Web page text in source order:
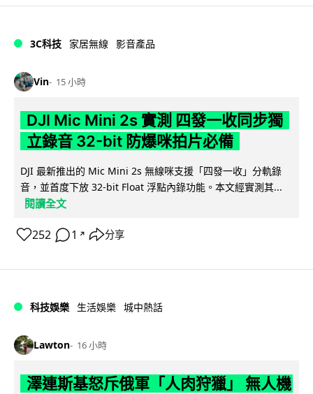
3C科技 家居無線 影音產品
Vin 15 小時
DJI Mic Mini 2s 實測 四發一收同步獨
立錄音 32-bit 防爆咪拍片必備
DJI 最新推出的 Mic Mini 2s 無線咪支援「四發一收」分軌錄
音，並首度下放 32-bit Float 浮點內錄功能。本文經實測其...
閱讀全文
252 1 ↗ 分享
科技娛樂 生活娛樂 城中熱話
Lawton 16 小時
澤連斯基怒斥俄軍「人肉狩獵」 無人機